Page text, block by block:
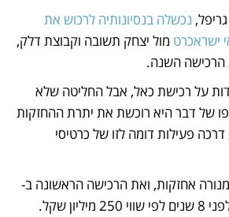
ישראכרט
השנה.
אחזקות, ואת הרכישה הראשונה ב-